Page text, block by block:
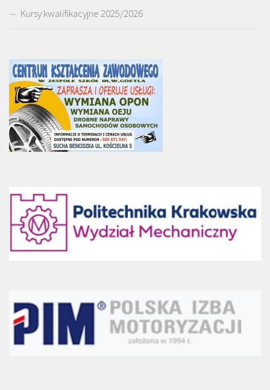
Kursy kwalifikacyjne 2025/2026